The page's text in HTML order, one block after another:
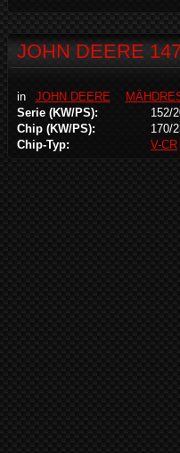
JOHN DEERE
in JOHN DEERE
Serie (KW/PS):
152/
Chip (KW/PS):
170/
Chip-Typ:
V-CR